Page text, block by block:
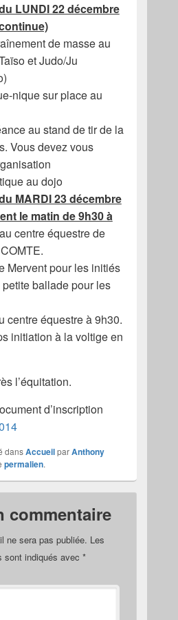
LUNDI 22 décembre
de masse au
et Judo/Ju
nique sur place au
au stand de tir de la
Vous devez vous
au dojo
MARDI 23 décembre
le matin de 9h30 à
centre équestre de
Mervent pour les initiés
ballade pour les
centre équestre à 9h30.
initiation à la voltige en
l’équitation.
d’inscription
dansAccueilparAnthony
permalien.
commentaire
ne sera pas publiée. Les
sont indiqués avec *